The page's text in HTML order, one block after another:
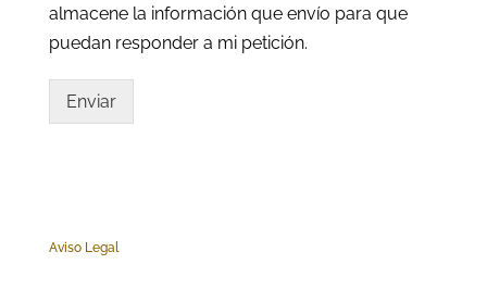
almacene la información que envío para que
puedan responder a mi petición.
Enviar
Aviso Legal